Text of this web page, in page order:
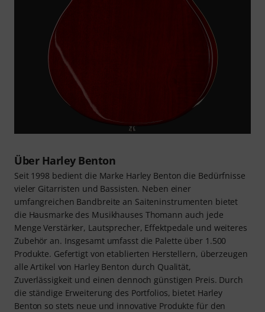
Über Harley Benton
Seit 1998 bedient die Marke Harley Benton die Bedürfnisse
vieler Gitarristen und Bassisten. Neben einer
umfangreichen Bandbreite an Saiteninstrumenten bietet
die Hausmarke des Musikhauses Thomann auch jede
Menge Verstärker, Lautsprecher, Effektpedale und weiteres
Zubehör an. Insgesamt umfasst die Palette über 1.500
Produkte. Gefertigt von etablierten Herstellern, überzeugen
alle Artikel von Harley Benton durch Qualität,
Zuverlässigkeit und einen dennoch günstigen Preis. Durch
die ständige Erweiterung des Portfolios, bietet Harley
Benton so stets neue und innovative Produkte für den